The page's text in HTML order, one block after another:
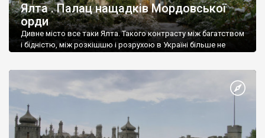
Ялта . Палац нащадків Мордовської
орди
Дивне місто все таки Ялта. Такого контрасту між багатством
і бідністю, між розкішшю і розрухою в Україні більше не